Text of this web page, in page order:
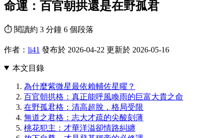
命運：百官朝拱還是在野孤君
⏱ 閱讀約 3 分鐘 6 個段落
作者： li41 發布於 2026-04-22 更新於 2026-05-16
本文目錄
為什麼紫微星最依賴輔佐星曜？
百官朝拱格：真正能呼風喚雨的巨富大貴之命
在野孤君格：清高超脫，格局受限
無道之君格：志大才疏的尖酸刻薄
桃花犯主：才華洋溢卻情路糾纏